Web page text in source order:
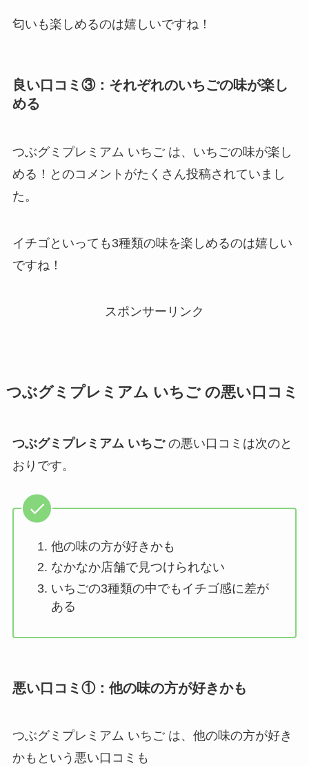
匂いも楽しめるのは嬉しいですね！
良い口コミ③：それぞれのいちごの味が楽し
める
つぶグミプレミアム いちご は、いちごの味が楽し
める！とのコメントがたくさん投稿されていまし
た。
イチゴといっても3種類の味を楽しめるのは嬉しい
ですね！
スポンサーリンク
つぶグミプレミアム いちご の悪い口コミ
つぶグミプレミアム いちご の悪い口コミは次のと
おりです。
他の味の方が好きかも
なかなか店舗で見つけられない
いちごの3種類の中でもイチゴ感に差が
ある
悪い口コミ①：他の味の方が好きかも
つぶグミプレミアム いちご は、他の味の方が好き
かもという悪い口コミも